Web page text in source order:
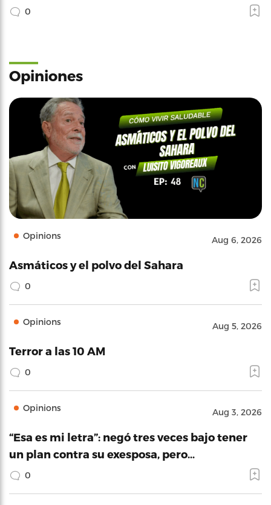
0
Opiniones
Opinions Aug 6, 2026
Asmáticos y el polvo del Sahara
0
Opinions Aug 5, 2026
Terror a las 10 AM
0
Opinions Aug 3, 2026
“Esa es mi letra”: negó tres veces bajo tener
un plan contra su exesposa, pero…
0